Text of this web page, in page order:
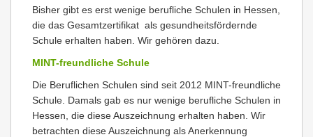
Bisher gibt es erst wenige berufliche Schulen in Hessen,
die das Gesamtzertifikat als gesundheitsfördernde
Schule erhalten haben. Wir gehören dazu.
MINT-freundliche Schule
Die Beruflichen Schulen sind seit 2012 MINT-freundliche
Schule. Damals gab es nur wenige berufliche Schulen in
Hessen, die diese Auszeichnung erhalten haben. Wir
betrachten diese Auszeichnung als Anerkennung